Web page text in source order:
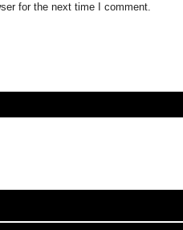
for the next time I comment.